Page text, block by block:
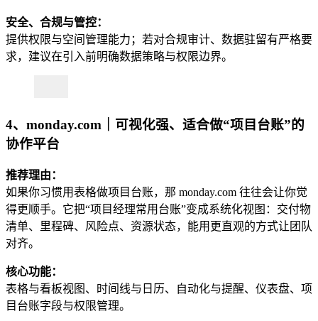
安全、合规与管控：
提供权限与空间管理能力；若对合规审计、数据驻留有严格要
求，建议在引入前明确数据策略与权限边界。
4、monday.com｜可视化强、适合做“项目台账”的
协作平台
推荐理由：
如果你习惯用表格做项目台账，那 monday.com 往往会让你觉
得更顺手。它把“项目经理常用台账”变成系统化视图：交付物
清单、里程碑、风险点、资源状态，能用更直观的方式让团队
对齐。
核心功能：
表格与看板视图、时间线与日历、自动化与提醒、仪表盘、项
目台账字段与权限管理。